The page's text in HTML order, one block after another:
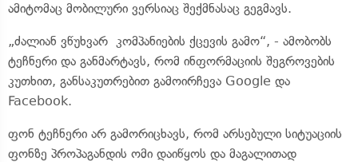
ამიტომაც მობილური ვერსიაც შექმნასაც გეგმავს.
„ძალიან ვწუხვარ კომპანიების ქცევის გამო“, - ამობობს
ტეჩნერი და განმარტავს, რომ ინფორმაციის შეგროვების
კუთხით, განსაკუთრებით გამოირჩევა Google და
Facebook.
ფონ ტეჩნერი არ გამორიცხავს, რომ არსებული სიტუაციის
ფონზე პროპაგანდის ომი დაიწყოს და მაგალითად